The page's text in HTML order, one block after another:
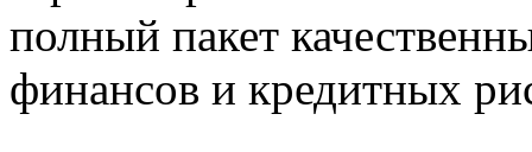
полный пакет
финансов и кредитных